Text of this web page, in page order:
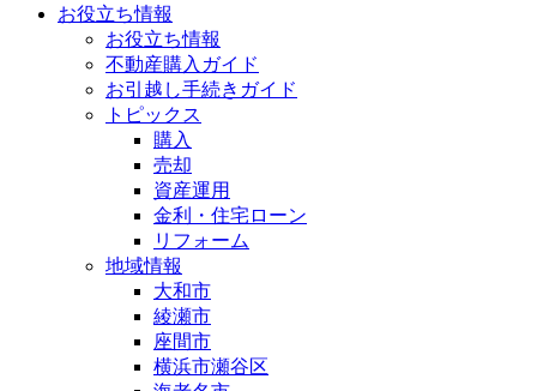
お役立ち情報
お役立ち情報
不動産購入ガイド
お引越し手続きガイド
トピックス
購入
売却
資産運用
金利・住宅ローン
リフォーム
地域情報
大和市
綾瀬市
座間市
横浜市瀬谷区